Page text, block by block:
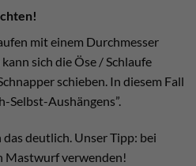
mit einem Durchmesser
sich die Öse / Schlaufe
schieben. In diesem Fall
Selbst-Aushängens”.
deutlich. Unser Tipp: bei
Mastwurf verwenden!